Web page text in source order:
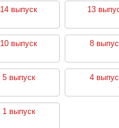
14 выпуск 13
10 выпуск 8
5 выпуск 4
1 выпуск